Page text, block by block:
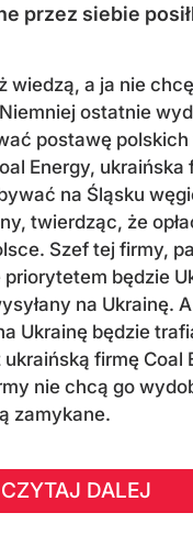
przez siebie
wiedzą, a ja nie
ostatnie
postawę polskich
Energy, ukraińska
na Śląsku
twierdząc, że
Szef tej firmy,
będzie
na Ukrainę.
Ukrainę będzie
firmę Coal
nie chcą go
zamykane.
CZYTAJ DALEJ